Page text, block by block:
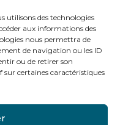
utilisons des technologies
aux informations des
nous permettra de
de navigation ou les ID
ou de retirer son
certaines caractéristiques
particuliers